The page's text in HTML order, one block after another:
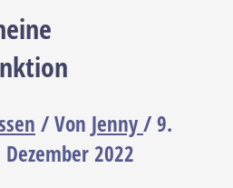
/ Von Jenny/9.
Dezember 2022